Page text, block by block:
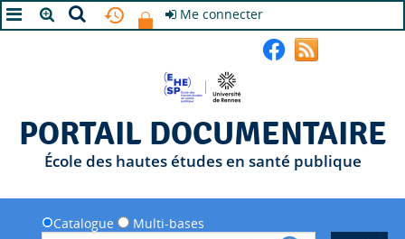
Me connecter
PORTAIL DOCUMENTAIRE
École des hautes études en santé publique
Catalogue Multi-bases